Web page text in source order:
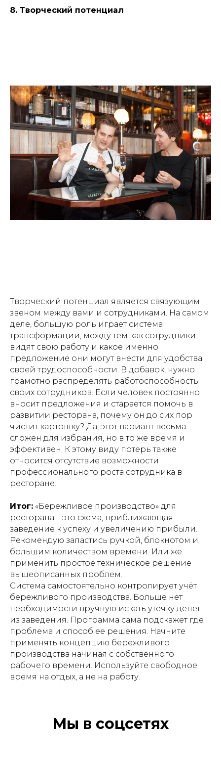
8. Творческий потенциал
Творческий потенциал является связующим
звеном между вами и сотрудниками. На самом
деле, большую роль играет система
трансформации, между тем как сотрудники
видят свою работу и какое именно
предложение они могут внести для удобства
своей трудоспособности. В добавок, нужно
грамотно распределять работоспособность
своих сотрудников. Если человек постоянно
вносит предложения и старается помочь в
развитии ресторана, почему он до сих пор
чистит картошку? Да, этот вариант весьма
сложен для избрания, но в то же время и
эффективен. К этому виду потерь также
относится отсутствие возможности
профессионального роста сотрудника в
ресторане.
Итог: «Бережливое производство» для
ресторана – это схема, приближающая
заведение к успеху и увеличению прибыли.
Рекомендую запастись ручкой, блокнотом и
большим количеством времени. Или же
применить простое техническое решение
вышеописанных проблем.
Система самостоятельно контролирует учёт
бережливого производства. Больше нет
необходимости вручную искать утечку денег
из заведения. Программа сама подскажет где
проблема и способ ее решения. Начните
применять концепцию бережливого
производства начиная с собственного
рабочего времени. Используйте свободное
время на отдых, а не на работу.
Мы в соцсетях